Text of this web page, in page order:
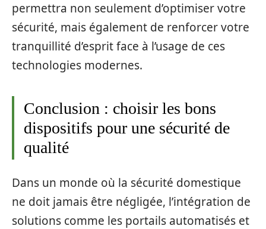
permettra non seulement d’optimiser votre
sécurité, mais également de renforcer votre
tranquillité d’esprit face à l’usage de ces
technologies modernes.
Conclusion : choisir les bons
dispositifs pour une sécurité de
qualité
Dans un monde où la sécurité domestique
ne doit jamais être négligée, l’intégration de
solutions comme les portails automatisés et